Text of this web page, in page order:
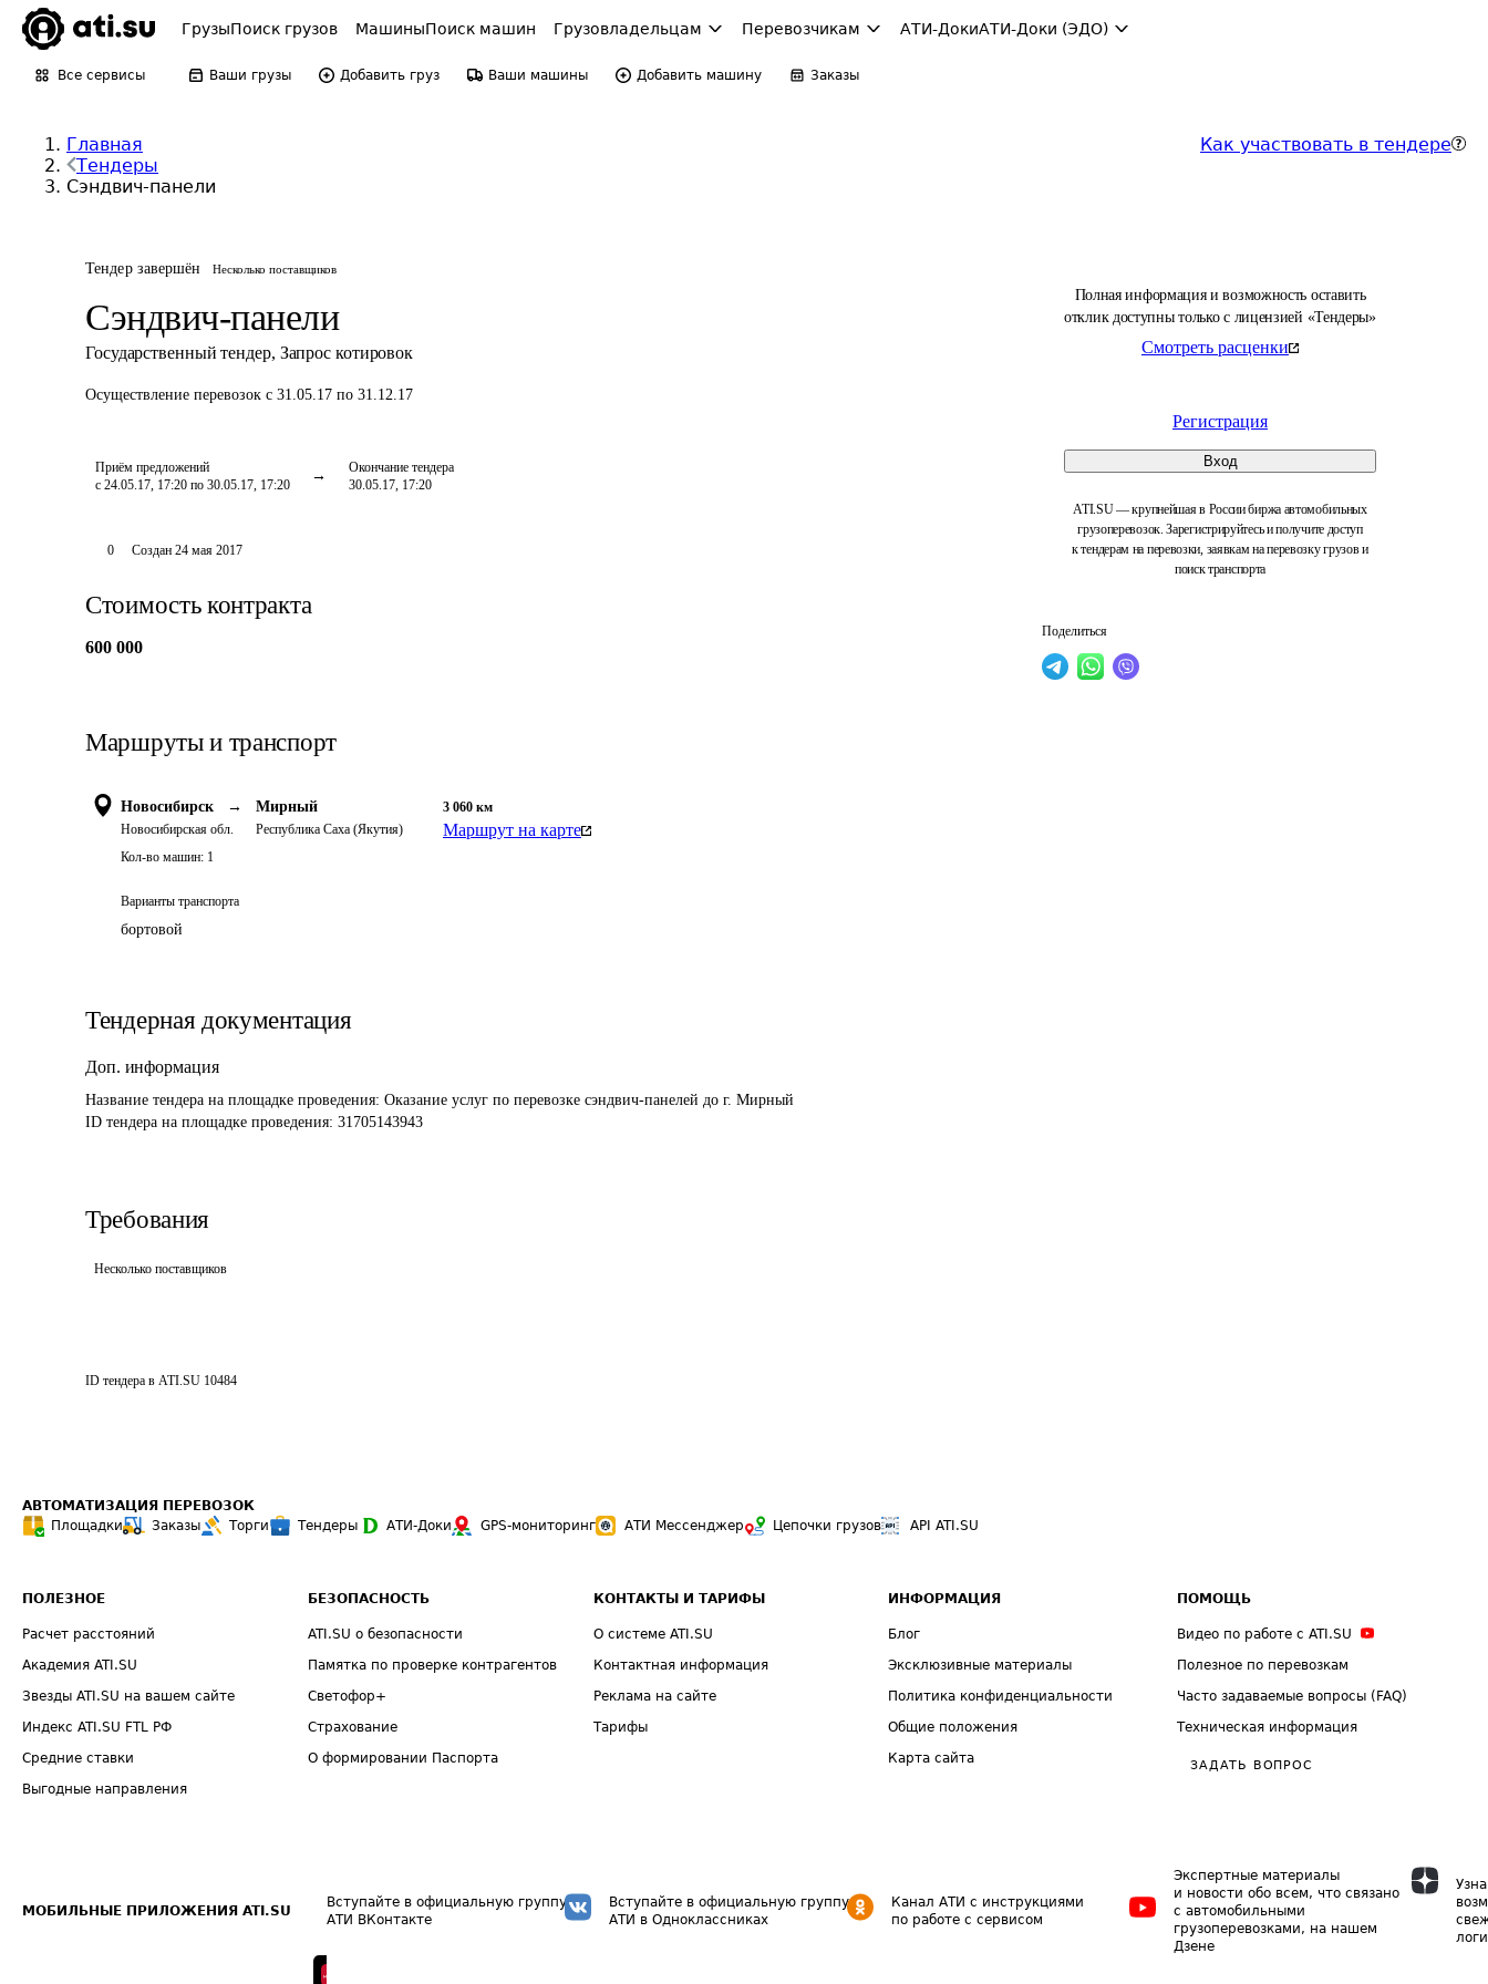
ГрузыПоиск грузов МашиныПоиск машин Грузовладельцам Перевозчикам АТИ-ДокиАТИ-Доки (ЭДО)
Все сервисы Ваши грузы Добавить груз Ваши машины Добавить машину Заказы
Главная
Тендеры
Сэндвич-панели
Как участвовать в тендере
Тендер завершён Несколько поставщиков
Сэндвич-панели
Государственный тендер, Запрос котировок
Осуществление перевозок с 31.05.17 по 31.12.17
Приём предложений
с 24.05.17, 17:20 по 30.05.17, 17:20
Окончание тендера
30.05.17, 17:20
Полная информация и возможность оставить
отклик доступны только с лицензией «Тендеры»
Смотреть расценки
Регистрация
Вход
ATI.SU — крупнейшая в России биржа автомобильных
грузоперевозок. Зарегистрируйтесь и получите доступ
к тендерам на перевозки, заявкам на перевозку грузов и
поиск транспорта
Поделиться
0 Создан 24 мая 2017
Стоимость контракта
600 000
Маршруты и транспорт
Новосибирск →
Новосибирская обл.
Мирный
Республика Саха (Якутия)
3 060 км
Маршрут на карте
Кол-во машин: 1
Варианты транспорта
бортовой
Тендерная документация
Доп. информация
Название тендера на площадке проведения: Оказание услуг по перевозке сэндвич-панелей до г. Мирный
ID тендера на площадке проведения: 31705143943
Требования
Несколько поставщиков
ID тендера в ATI.SU 10484
АВТОМАТИЗАЦИЯ ПЕРЕВОЗОК
Площадки
Заказы Торги Тендеры АТИ-Доки GPS-мониторинг АТИ Мессенджер Цепочки грузов API ATI.SU
ПОЛЕЗНОЕ
Расчет расстояний
Академия ATI.SU
Звезды ATI.SU на вашем сайте
Индекс ATI.SU FTL РФ
Средние ставки
Выгодные направления
БЕЗОПАСНОСТЬ
ATI.SU о безопасности
Памятка по проверке контрагентов
Светофор+
Страхование
О формировании Паспорта
КОНТАКТЫ И ТАРИФЫ
О системе ATI.SU
Контактная информация
Реклама на сайте
Тарифы
ИНФОРМАЦИЯ
Блог
Эксклюзивные материалы
Политика конфиденциальности
Общие положения
Карта сайта
ПОМОЩЬ
Видео по работе с ATI.SU
Полезное по перевозкам
Часто задаваемые вопросы (FAQ)
Техническая информация
ЗАДАТЬ ВОПРОС
МОБИЛЬНЫЕ ПРИЛОЖЕНИЯ ATI.SU
Вступайте в официальную группу
АТИ ВКонтакте
Вступайте в официальную группу
АТИ в Одноклассниках
Канал АТИ с инструкциями
по работе с сервисом
Экспертные материалы
и новости обо всем, что связано
с автомобильными
грузоперевозками, на нашем
Дзене